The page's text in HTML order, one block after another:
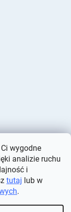
wygodne
analizie ruchu
i
tutaj lub w
.